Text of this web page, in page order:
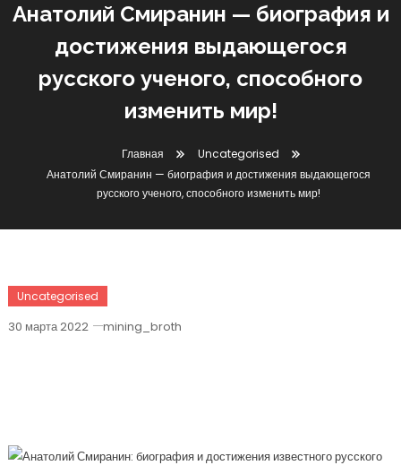
Анатолий Смиранин — биография и
достижения выдающегося
русского ученого, способного
изменить мир!
Главная
Uncategorised
Анатолий Смиранин — биография и достижения выдающегося
русского ученого, способного изменить мир!
Uncategorised
30 марта 2022 mining_broth